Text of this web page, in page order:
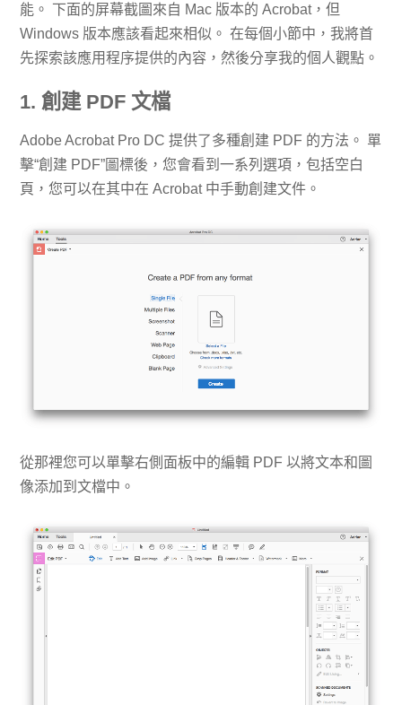
能。 下面的屏幕截圖來自 Mac 版本的 Acrobat，但
Windows 版本應該看起來相似。 在每個小節中，我將首
先探索該應用程序提供的內容，然後分享我的個人觀點。
1. 創建 PDF 文檔
Adobe Acrobat Pro DC 提供了多種創建 PDF 的方法。 單
擊“創建 PDF”圖標後，您會看到一系列選項，包括空白
頁，您可以在其中在 Acrobat 中手動創建文件。
從那裡您可以單擊右側面板中的編輯 PDF 以將文本和圖
像添加到文檔中。